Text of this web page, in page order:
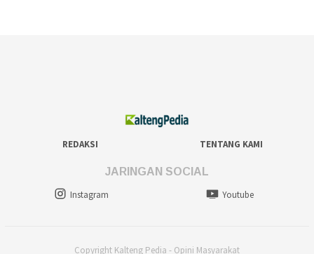
REDAKSI TENTANG KAMI
JARINGAN SOCIAL
Instagram
Youtube
Copyright Kalteng Pedia - Opini Masyarakat